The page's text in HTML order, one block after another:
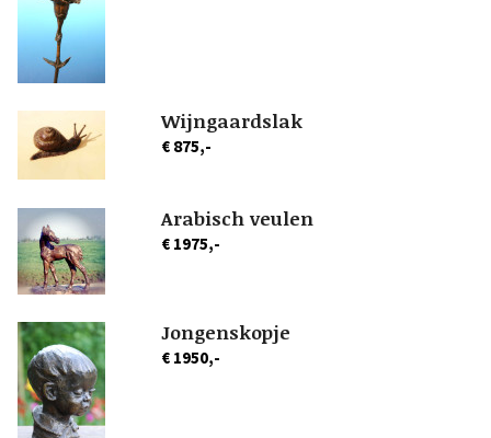
Wijngaardslak
€ 875,-
Arabisch veulen
€ 1975,-
Jongenskopje
€ 1950,-